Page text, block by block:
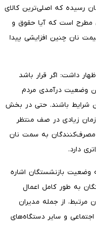
رسیده که اصلی‌ترین کالای
است که آیا حقوق و
نان چنین افزایشی پیدا
داشت: اگر قرار باشد
وضعیت درآمدی مردم
شرایط باشند. حتی در بخش
زمان زیادی در صف منتظر
به سمت نان
دارد.
بازنشستگان اشاره
به طور کامل اعمال
از جمله مدیران
اجتماعی و سایر دستگاه‌های